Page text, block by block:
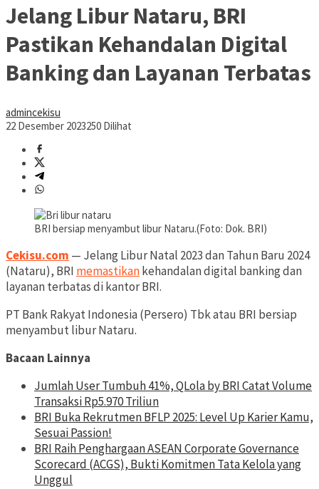
Jelang Libur Nataru, BRI
Pastikan Kehandalan Digital
Banking dan Layanan Terbatas
admincekisu
22 Desember 2023250 Dilihat
BRI bersiap menyambut libur Nataru.(Foto: Dok. BRI)
Cekisu.com — Jelang Libur Natal 2023 dan Tahun Baru 2024
(Nataru), BRI memastikankehandalan digital banking dan
layanan terbatas di kantor BRI.
PT Bank Rakyat Indonesia (Persero) Tbk atau BRI bersiap
menyambut libur Nataru.
Bacaan Lainnya
Jumlah User Tumbuh 41%, QLola by BRI Catat Volume
Transaksi Rp5.970 Triliun
BRI Buka Rekrutmen BFLP 2025: Level Up Karier Kamu,
Sesuai Passion!
BRI Raih Penghargaan ASEAN Corporate Governance
Scorecard (ACGS), Bukti Komitmen Tata Kelola yang
Unggul